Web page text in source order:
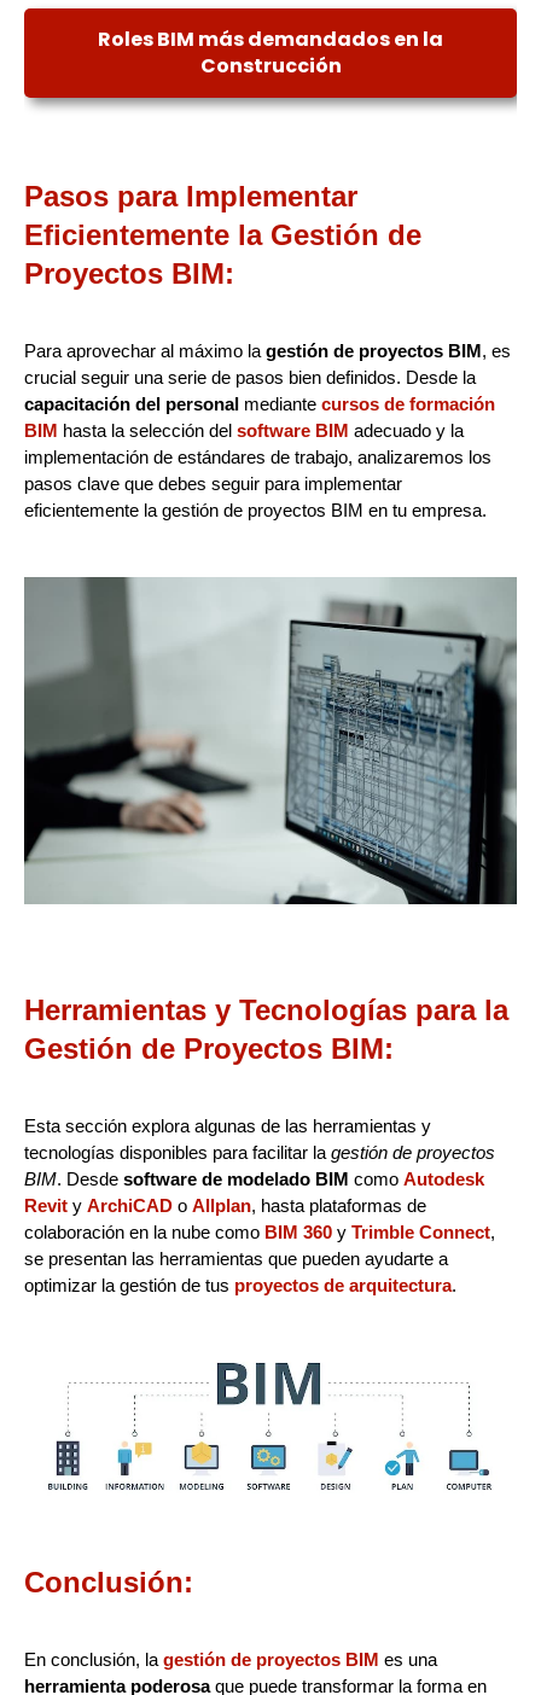
Roles BIM más demandados en la
Construcción
Pasos para Implementar
Eficientemente la Gestión de
Proyectos BIM:
Para aprovechar al máximo la gestión de proyectos BIM, es
crucial seguir una serie de pasos bien definidos. Desde la
capacitación del personal mediante cursos de formación
BIM hasta la selección del software BIM adecuado y la
implementación de estándares de trabajo, analizaremos los
pasos clave que debes seguir para implementar
eficientemente la gestión de proyectos BIM en tu empresa.
Herramientas y Tecnologías para la
Gestión de Proyectos BIM:
Esta sección explora algunas de las herramientas y
tecnologías disponibles para facilitar lagestión de proyectos
BIM. Desde software de modelado BIM como Autodesk
Revit y ArchiCAD o Allplan, hasta plataformas de
colaboración en la nube como BIM 360 y Trimble Connect,
se presentan las herramientas que pueden ayudarte a
optimizar la gestión de tus proyectos de arquitectura.
Conclusión:
En conclusión, la gestión de proyectos BIM es una
herramienta poderosaque puede transformar la forma en